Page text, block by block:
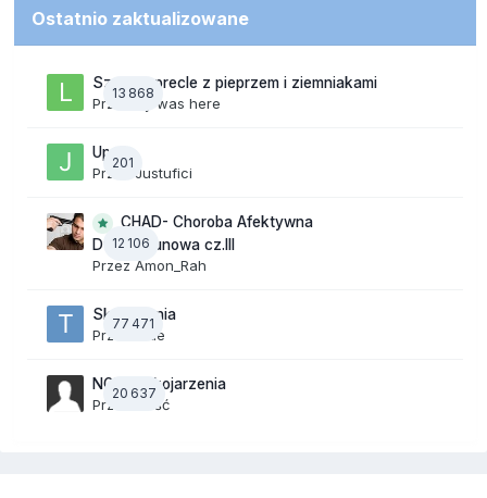
Ostatnio zaktualizowane
13 868
Szalone precle z pieprzem i ziemniakami
Przez lily was here
201
Upały
PrzezJustufici
12 106
CHAD- Choroba Afektywna
Dwubiegunowa cz.III
Przez Amon_Rah
77 471
Skojarzenia
Przez
tede
20 637
NOWE Skojarzenia
Przez Gość